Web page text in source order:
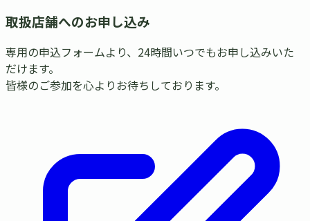
取扱店舗へのお申し込み
専用の申込フォームより、24時間いつでもお申し込みいた
だけます。
皆様のご参加を心よりお待ちしております。